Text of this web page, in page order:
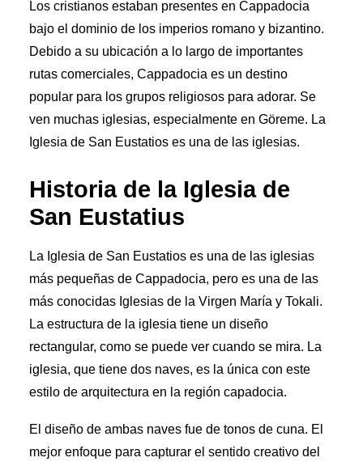
Contacto
Los cristianos estaban presentes en Cappadocia
bajo el dominio de los imperios romano y bizantino.
Debido a su ubicación a lo largo de importantes
rutas comerciales, Cappadocia es un destino
popular para los grupos religiosos para adorar. Se
ven muchas iglesias, especialmente en Göreme. La
Iglesia de San Eustatios es una de las iglesias.
Historia de la Iglesia de
San Eustatius
La Iglesia de San Eustatios es una de las iglesias
más pequeñas de Cappadocia, pero es una de las
más conocidas Iglesias de la Virgen María y Tokali.
La estructura de la iglesia tiene un diseño
rectangular, como se puede ver cuando se mira. La
iglesia, que tiene dos naves, es la única con este
estilo de arquitectura en la región capadocia.
El diseño de ambas naves fue de tonos de cuna. El
mejor enfoque para capturar el sentido creativo del